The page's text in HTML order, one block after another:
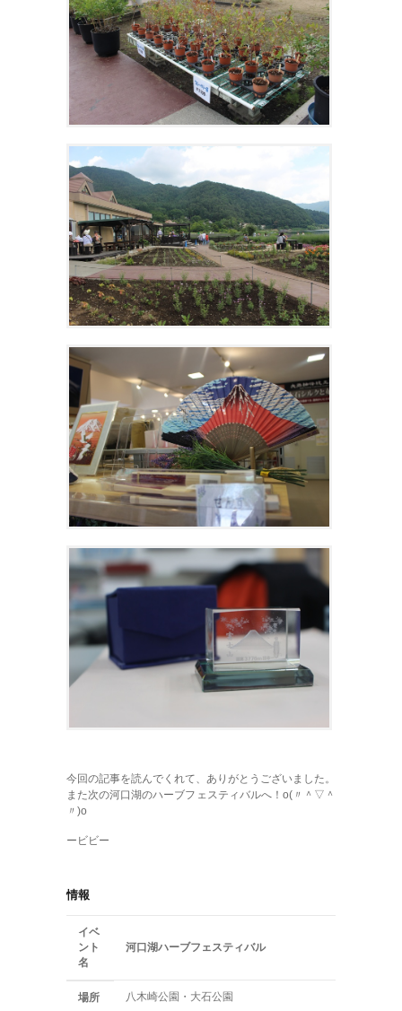
今回の記事を読んでくれて、ありがとうございました。
また次の河口湖のハーブフェスティバルへ！o(〃＾▽＾
〃)o
ービビー
情報
イベ
ント
名
河口湖ハーブフェスティバル
場所 八木崎公園・大石公園